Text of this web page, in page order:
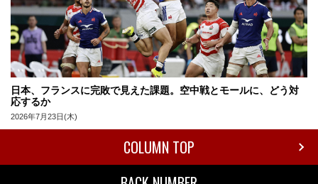
日本、フランスに完敗で見えた課題。空中戦とモールに、どう対
応するか
2026年7月23日(木)
COLUMN TOP